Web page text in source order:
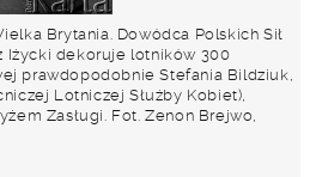
Brytania. Dowódca Polskich Sił
Iżycki dekoruje lotników 300
prawdopodobnie Stefania Bildziuk,
Lotniczej Służby Kobiet),
Zasługi. Fot. Zenon Brejwo,